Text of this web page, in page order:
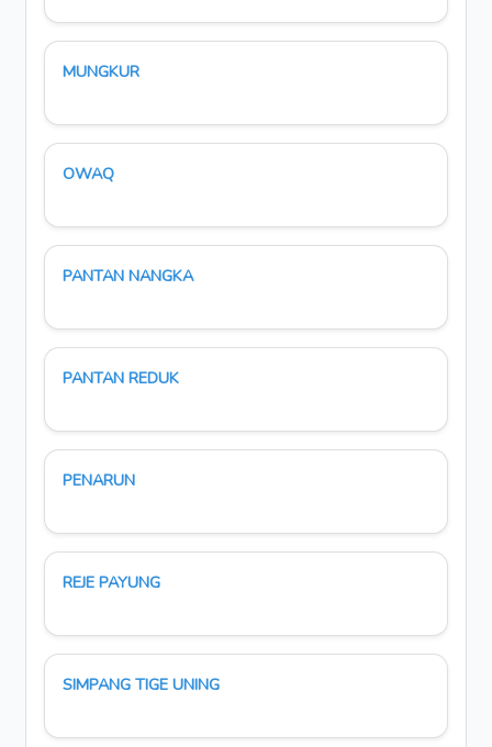
MUNGKUR
OWAQ
PANTAN NANGKA
PANTAN REDUK
PENARUN
REJE PAYUNG
SIMPANG TIGE UNING